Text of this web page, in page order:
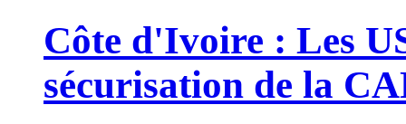
Côte d'Ivoire : Les
sécurisation de la